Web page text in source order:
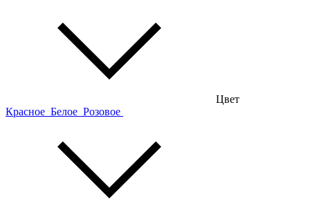
Цвет
Красное Белое Розовое